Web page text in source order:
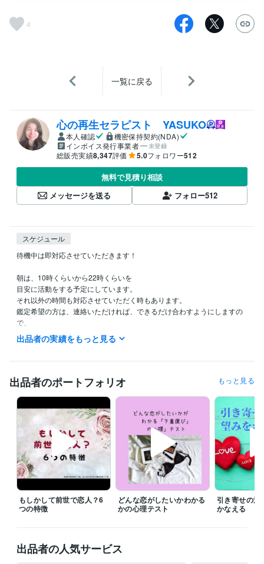
4
一覧に戻る
心の再生セラピスト YASUKO
本人確認
機密保持契約(NDA)
インボイス発行事業者
未登録
総販売実績8,347評価 5.0フォロワー512
無料で見積り相談
メッセージを送る
フォロー512
スケジュール
待機中は即対応させていただきます！
朝は、10時くらいから22時くらいを
目安に活動をする予定にしています。
それ以外の時間も対応させていただく時もあります。
鑑定希望の方は、連絡いただければ、できるだけ合わすようにしますの
で、
希望の時間がある方は、ダイレクトメッセージで鑑定の希望をお知らせ
ください。
できるだけ対応させていただきたいと思っていますので、
遠慮なく連絡してみてくださいね。
予約を押していただいた場合、
すぐに鑑定をと言われても◯時とか〇時半にしか
設定できないことがあります。
すぐに対応して欲しい時には、
待機をしますので、そちらを購入してください。
「すぐに鑑定して欲しい」、「なるべく早く聞いて欲しい。」
その気持ちは、すごくわかりますので、
待機をしていない時などは遠慮なく
※外出中や予約対応がない限りは、
できるだけご希望に沿いたいと思っています。
出品者の実績をもっと見る
出品者のポートフォリオ もっと見る
もしかして前世で恋人？6
つの特徴
どんな恋がしたいかわかる
かの心理テスト
引き寄せの
かなえる
出品者の人気サービス